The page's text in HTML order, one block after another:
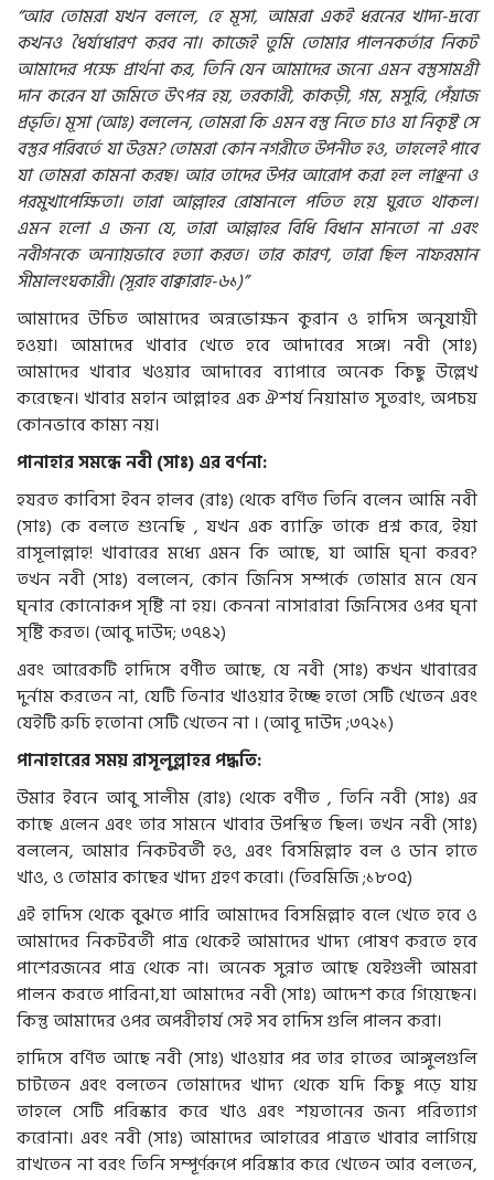
“আর তোমরা যখন বললে, হে মূসা, আমরা একই ধরনের খাদ্য-দ্রব্যে
কখনও ধৈর্য্যধারণ করব না। কাজেই তুমি তোমার পালনকর্তার নিকট
আমাদের পক্ষে প্রার্থনা কর, তিনি যেন আমাদের জন্যে এমন বস্তুসামগ্রী
দান করেন যা জমিতে উৎপন্ন হয়, তরকারী, কাকড়ী, গম, মসুরি, পেঁয়াজ
প্রভৃতি। মূসা (আঃ) বললেন, তোমরা কি এমন বস্তু নিতে চাও যা নিকৃষ্ট সে
বস্তুর পরিবর্তে যা উত্তম? তোমরা কোন নগরীতে উপনীত হও, তাহলেই পাবে
যা তোমরা কামনা করছ। আর তাদের উপর আরোপ করা হল লাঞ্ছনা ও
পরমুখাপেক্ষিতা। তারা আল্লাহর রোষানলে পতিত হয়ে ঘুরতে থাকল।
এমন হলো এ জন্য যে, তারা আল্লাহর বিধি বিধান মানতো না এবং
নবীগনকে অন্যায়ভাবে হত্যা করত। তার কারণ, তারা ছিল নাফরমান
সীমালংঘকারী। (সূরাহ বাক্বারাহ-৬১)”
আমাদের উচিত আমাদের অন্নভোক্ষন কুরান ও হাদিস অনুযায়ী
হওয়া। আমাদের খাবার খেতে হবে আদাবের সঙ্গে। নবী (সাঃ)
আমাদের খাবার খওয়ার আদাবের ব্যাপারে অনেক কিছু উল্লেখ
করেছেন। খাবার মহান আল্লাহর এক ঐশর্য নিয়ামাত সুতরাং, অপচয়
কোনভাবে কাম্য নয়।
পানাহার সমন্ধে নবী (সাঃ) এর বর্ণনা:
হযরত কাবিসা ইবন হালব (রাঃ) থেকে বর্ণিত তিনি বলেন আমি নবী
(সাঃ) কে বলতে শুনেছি , যখন এক ব্যাক্তি তাকে প্রশ্ন করে, ইয়া
রাসূলাল্লাহ! খাবারের মধ্যে এমন কি আছে, যা আমি ঘৃনা করব?
তখন নবী (সাঃ) বললেন, কোন জিনিস সম্পর্কে তোমার মনে যেন
ঘৃনার কোনোরূপ সৃষ্টি না হয়। কেননা নাসারারা জিনিসের ওপর ঘৃনা
সৃষ্টি করত। (আবু দাউদ; ৩৭৪২)
এবং আরেকটি হাদিসে বর্ণীত আছে, যে নবী (সাঃ) কখন খাবারের
দুর্নাম করতেন না, যেটি তিনার খাওয়ার ইচ্ছে হতো সেটি খেতেন এবং
যেইটি রুচি হতোনা সেটি খেতেন না । (আবূ দাউদ ;৩৭২১)
পানাহারের সময় রাসূলুল্লাহর পদ্ধতি:
উমার ইবনে আবু সালীম (রাঃ) থেকে বর্ণীত , তিনি নবী (সাঃ) এর
কাছে এলেন এবং তার সামনে খাবার উপস্থিত ছিল। তখন নবী (সাঃ)
বললেন, আমার নিকটবর্তী হও, এবং বিসমিল্লাহ বল ও ডান হাতে
খাও, ও তোমার কাছের খাদ্য গ্রহণ করো। (তিরমিজি ;১৮০৫)
এই হাদিস থেকে বুঝতে পারি আমাদের বিসমিল্লাহ বলে খেতে হবে ও
আমাদের নিকটবর্তী পাত্র থেকেই আমাদের খাদ্য পোষণ করতে হবে
পাশেরজনের পাত্র থেকে না। অনেক সুন্নাত আছে যেইগুলী আমরা
পালন করতে পারিনা,যা আমাদের নবী (সাঃ) আদেশ করে গিয়েছেন।
কিন্তু আমাদের ওপর অপরীহার্য সেই সব হাদিস গুলি পালন করা।
হাদিসে বর্ণিত আছে নবী (সাঃ) খাওয়ার পর তার হাতের আঙ্গুলগুলি
চাটতেন এবং বলতেন তোমাদের খাদ্য থেকে যদি কিছু পড়ে যায়
তাহলে সেটি পরিস্কার করে খাও এবং শয়তানের জন্য পরিত্যাগ
করোনা। এবং নবী (সাঃ) আমাদের আহারের পাত্রতে খাবার লাগিয়ে
রাখতেন না বরং তিনি সম্পূর্ণরূপে পরিষ্কার করে খেতেন আর বলতেন,